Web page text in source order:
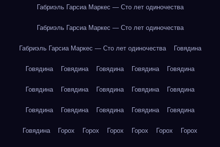
Габриэль Гарсиа Маркес — Сто лет одиночества
Габриэль Гарсиа Маркес — Сто лет одиночества
Габриэль Гарсиа Маркес — Сто лет одиночества Говядина
Говядина Говядина Говядина Говядина Говядина
Говядина Говядина Говядина Говядина Говядина
Говядина Говядина Говядина Говядина Говядина
Говядина Горох Горох Горох Горох Горох Горох